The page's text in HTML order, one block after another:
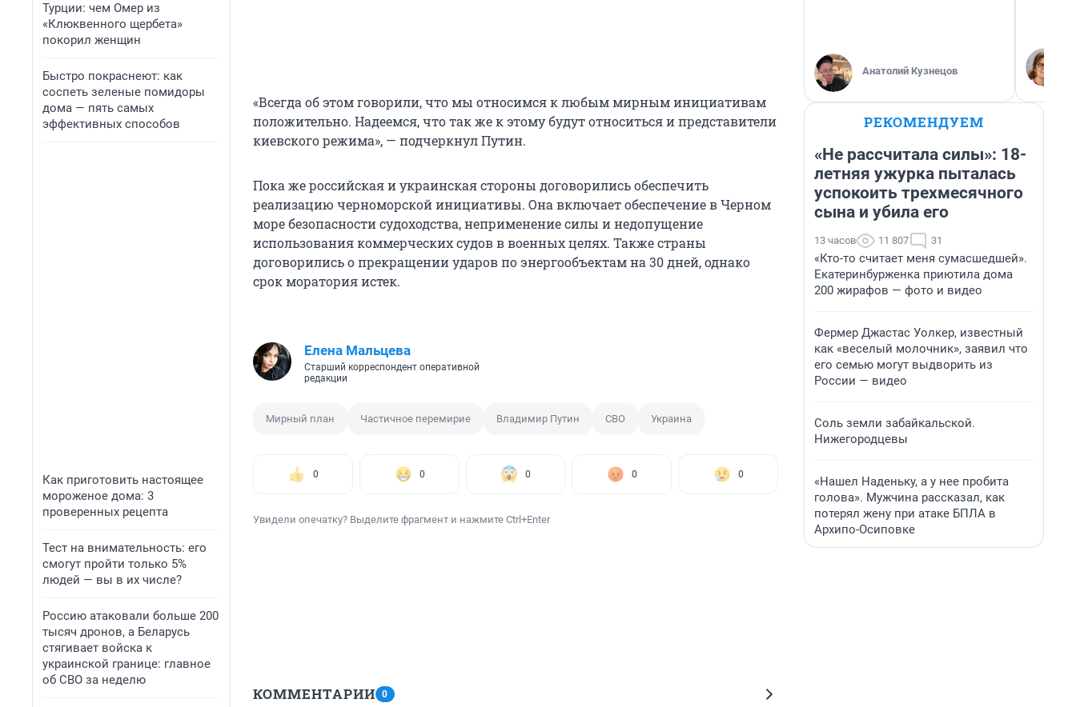
Турции: чем Омер из
«Клюквенного щербета»
покорил женщин
Быстро покраснеют: как
соспеть зеленые помидоры
дома — пять самых
эффективных способов
Как приготовить настоящее
мороженое дома: 3
проверенных рецепта
Тест на внимательность: его
смогут пройти только 5%
людей — вы в их числе?
Россию атаковали больше 200
тысяч дронов, а Беларусь
стягивает войска к
украинской границе: главное
об СВО за неделю
«Всегда об этом говорили, что мы относимся к любым мирным инициативам
положительно. Надеемся, что так же к этому будут относиться и представители
киевского режима», — подчеркнул Путин.
Пока же российская и украинская стороны договорились обеспечить
реализацию черноморской инициативы. Она включает обеспечение в Черном
море безопасности судоходства, неприменение силы и недопущение
использования коммерческих судов в военных целях. Также страны
договорились о прекращении ударов по энергообъектам на 30 дней, однако
срок моратория истек.
Елена Мальцева
Старший корреспондент оперативной
редакции
Мирный план Частичное перемирие Владимир Путин СВО Украина
0 0 0 0 0
Увидели опечатку? Выделите фрагмент и нажмите Ctrl+Enter
КОММЕНТАРИИ 0
Анатолий Кузнецов
РЕКОМЕНДУЕМ
«Не рассчитала силы»: 18-
летняя ужурка пыталась
успокоить трехмесячного
сына и убила его
13 часов 11 807 31
«Кто-то считает меня сумасшедшей».
Екатеринбурженка приютила дома
200 жирафов — фото и видео
Фермер Джастас Уолкер, известный
как «веселый молочник», заявил что
его семью могут выдворить из
России — видео
Соль земли забайкальской.
Нижегородцевы
«Нашел Наденьку, а у нее пробита
голова». Мужчина рассказал, как
потерял жену при атаке БПЛА в
Архипо-Осиповке